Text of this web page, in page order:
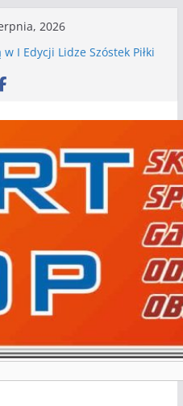
2026
kontrolne, piłkarskie
gry kontrolne przed nimi
edycję Ligi Szóstek w